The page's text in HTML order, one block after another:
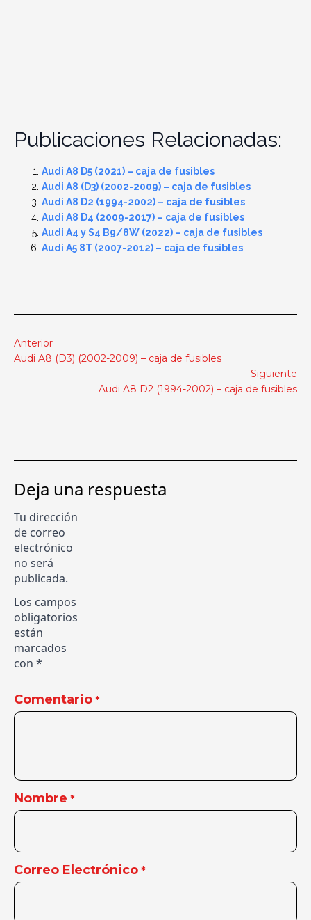
Publicaciones Relacionadas:
Audi A8 D5 (2021) – caja de fusibles
Audi A8 (D3) (2002-2009) – caja de fusibles
Audi A8 D2 (1994-2002) – caja de fusibles
Audi A8 D4 (2009-2017) – caja de fusibles
Audi A4 y S4 B9/8W (2022) – caja de fusibles
Audi A5 8T (2007-2012) – caja de fusibles
Anterior
Audi A8 (D3) (2002-2009) – caja de fusibles
Siguiente
Audi A8 D2 (1994-2002) – caja de fusibles
Deja una respuesta
Tu dirección
de correo
electrónico
no será
publicada.
Los campos
obligatorios
están
marcados
con *
Comentario *
Nombre *
Correo Electrónico *